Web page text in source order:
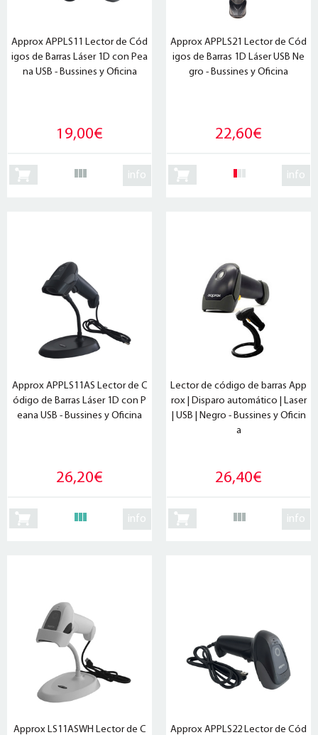
Approx APPLS11 Lector de Cód
igos de Barras Láser 1D con Pea
na USB - Bussines y Oficina
19,00€
info
Approx APPLS21 Lector de Cód
igos de Barras 1D Láser USB Ne
gro - Bussines y Oficina
22,60€
info
Approx APPLS11AS Lector de C
ódigo de Barras Láser 1D con P
eana USB - Bussines y Oficina
26,20€
info
Lector de código de barras App
rox | Disparo automático | Laser
| USB | Negro - Bussines y Oficin
a
26,40€
info
Approx LS11ASWH Lector de C Approx APPLS22 Lector de Cód